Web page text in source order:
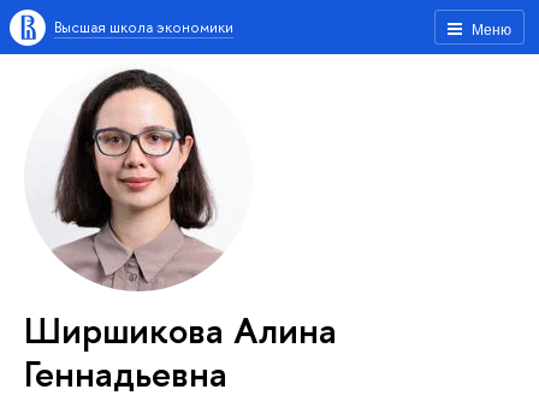
Меню
Высшая школа экономики
Ширшикова Алина
Геннадьевна